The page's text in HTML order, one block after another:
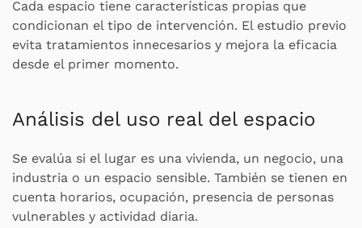
Cada espacio tiene características propias que
condicionan el tipo de intervención. El estudio previo
evita tratamientos innecesarios y mejora la eficacia
desde el primer momento.
Análisis del uso real del espacio
Se evalúa si el lugar es una vivienda, un negocio, una
industria o un espacio sensible. También se tienen en
cuenta horarios, ocupación, presencia de personas
vulnerables y actividad diaria.